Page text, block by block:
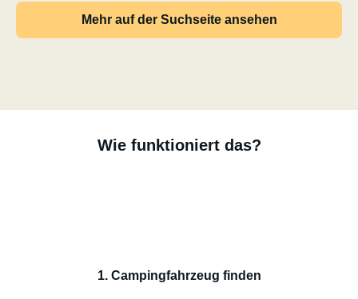
Mehr auf der Suchseite ansehen
Wie funktioniert das?
1. Campingfahrzeug finden